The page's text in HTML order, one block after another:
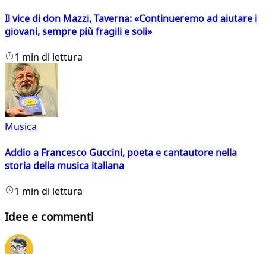
Il vice di don Mazzi, Taverna: «Continueremo ad aiutare i
giovani, sempre più fragili e soli»
1 min di lettura
Musica
Addio a Francesco Guccini, poeta e cantautore nella
storia della musica italiana
1 min di lettura
Idee e commenti